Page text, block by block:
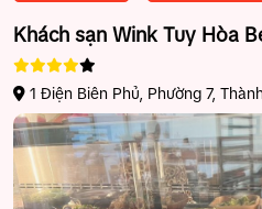
Khách sạn Wink Tuy Hòa
1 Điện Biên Phủ, Phường 7,